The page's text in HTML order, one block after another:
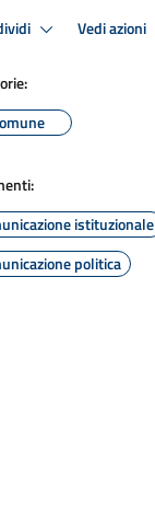
Vedi azioni
istituzionale
politica